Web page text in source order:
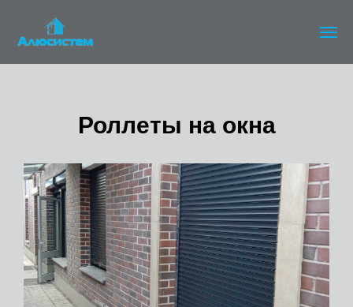
Роллеты на окна